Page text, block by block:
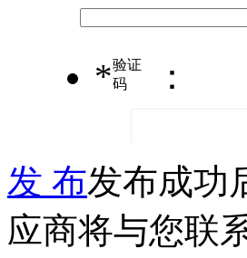
*验证
码
：
发 布发布成功
应商将与您联